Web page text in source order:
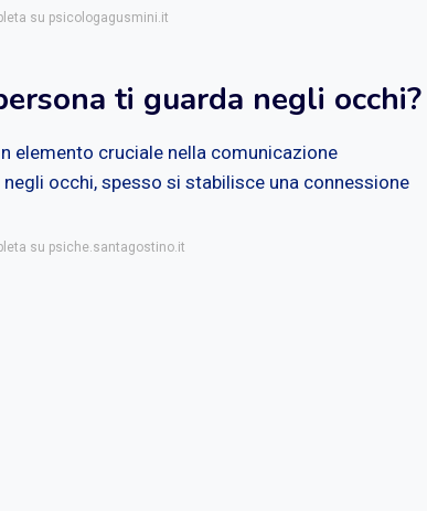
su psicologagusmini.it
ti guarda negli occhi?
elemento cruciale nella comunicazione
occhi, spesso si stabilisce una connessione
su psiche.santagostino.it